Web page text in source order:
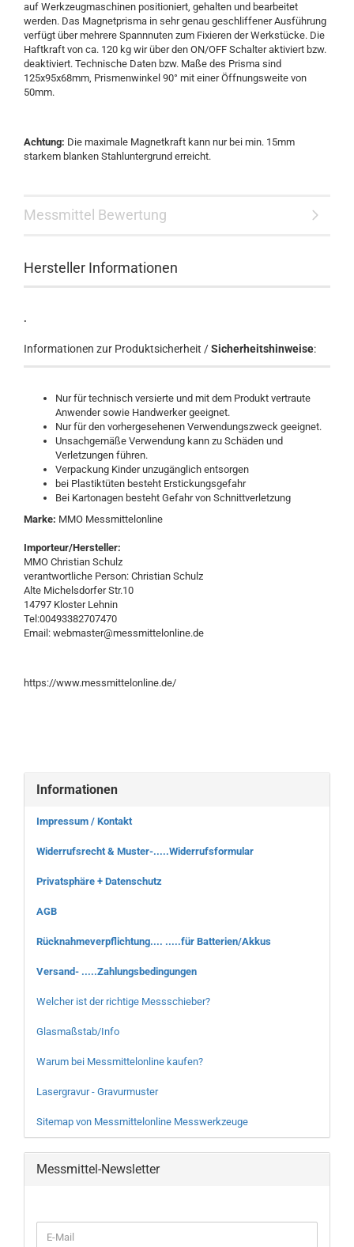
auf Werkzeugmaschinen positioniert, gehalten und bearbeitet
werden. Das Magnetprisma in sehr genau geschliffener Ausführung
verfügt über mehrere Spannnuten zum Fixieren der Werkstücke. Die
Haftkraft von ca. 120 kg wir über den ON/OFF Schalter aktiviert bzw.
deaktiviert. Technische Daten bzw. Maße des Prisma sind
125x95x68mm, Prismenwinkel 90° mit einer Öffnungsweite von
50mm.
Achtung: Die maximale Magnetkraft kann nur bei min. 15mm
starkem blanken Stahluntergrund erreicht.
Messmittel Bewertung
Hersteller Informationen
.
Informationen zur Produktsicherheit /Sicherheitshinweise:
Nur für technisch versierte und mit dem Produkt vertraute
Anwender sowie Handwerker geeignet.
Nur für den vorhergesehenen Verwendungszweck geeignet.
Unsachgemäße Verwendung kann zu Schäden und
Verletzungen führen.
Verpackung Kinder unzugänglich entsorgen
bei Plastiktüten besteht Erstickungsgefahr
Bei Kartonagen besteht Gefahr von Schnittverletzung
Marke: MMO Messmittelonline
Importeur/Hersteller:
MMO Christian Schulz
verantwortliche Person: Christian Schulz
Alte Michelsdorfer Str.10
14797 Kloster Lehnin
Tel:00493382707470
Email: webmaster@messmittelonline.de
https://www.messmittelonline.de/
Informationen
Impressum / Kontakt
Widerrufsrecht & Muster-.....Widerrufsformular
Privatsphäre + Datenschutz
AGB
Rücknahmeverpflichtung.... .....für Batterien/Akkus
Versand- .....Zahlungsbedingungen
Welcher ist der richtige Messschieber?
Glasmaßstab/Info
Warum bei Messmittelonline kaufen?
Lasergravur - Gravurmuster
Sitemap von Messmittelonline Messwerkzeuge
Messmittel-Newsletter
ZUR
E-